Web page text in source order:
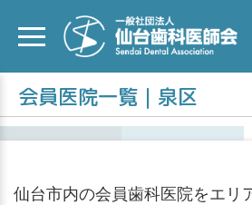
会員医院一覧｜泉区
仙台市内の会員歯科医院をエリ